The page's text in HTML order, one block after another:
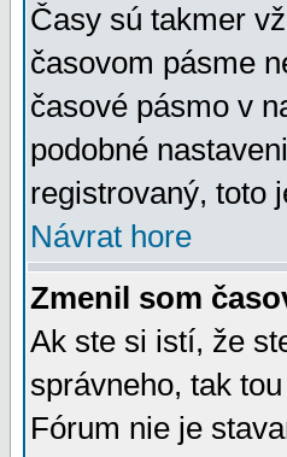
Časy sú takmer
časovom pásme
časové pásmo v
podobné
registrovaný, toto
Návrat hore
Zmenil som
Ak ste si istí, že
správneho, tak
Fórum nie je